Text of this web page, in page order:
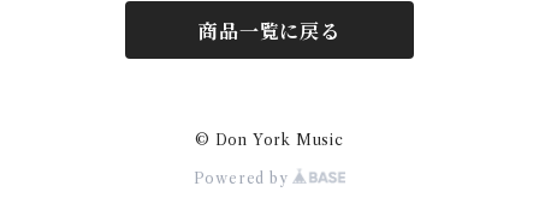
商品一覧に戻る
© Don York Music
Powered by